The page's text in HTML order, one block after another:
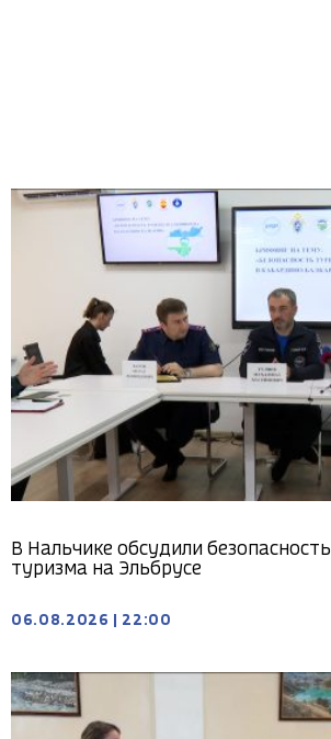
В Нальчике обсудили безопасность
туризма на Эльбрусе
06.08.2026 22:00